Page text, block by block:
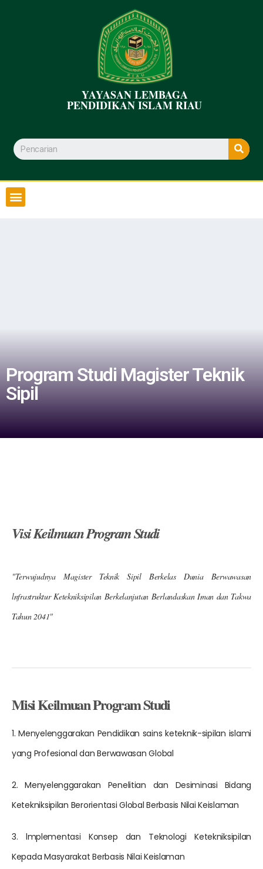
YAYASAN LEMBAGA
PENDIDIKAN ISLAM RIAU
Program Studi Magister Teknik
Sipil
Visi Keilmuan Program Studi
"Terwujudnya Magister Teknik Sipil Berkelas Dunia Berwawasan
lnfrastruktur Ketekniksipilan Berkelanjutan Berlandaskan Iman dan Takwa
Tahun 2041"
Misi Keilmuan Program Studi
1. Menyelenggarakan Pendidikan sains keteknik-sipilan islami
yang Profesional dan Berwawasan Global
2. Menyelenggarakan Penelitian dan Desiminasi Bidang
Ketekniksipilan Berorientasi Global Berbasis Nilai Keislaman
3. lmplementasi Konsep dan Teknologi Ketekniksipilan
Kepada Masyarakat Berbasis Nilai Keislaman